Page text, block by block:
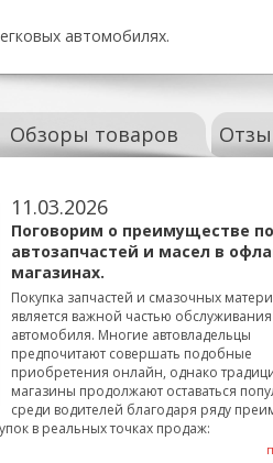
автомобилях.
Обзоры товаров
11.03.2026
Поговорим о преимуществе
автозапчастей и масел в
магазинах.
Покупка запчастей и смазочных
является важной частью обслуживания
автомобиля. Многие автовладельцы
предпочитают совершать подобные
приобретения онлайн, однако
магазины продолжают оставаться
среди водителей благодаря ряду
в реальных точках продаж: